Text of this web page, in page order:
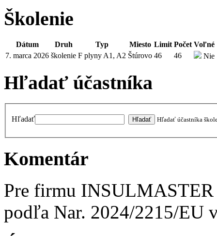
Školenie
Dátum Druh Typ Miesto Limit Počet Voľné
7. marca 2026 školenie F plyny A1, A2 Štúrovo 46 46 Nie
Hľadať účastníka
Hľadať Hľadať účastníka
Komentár
Pre firmu
podľa Nar. 2024/2215/